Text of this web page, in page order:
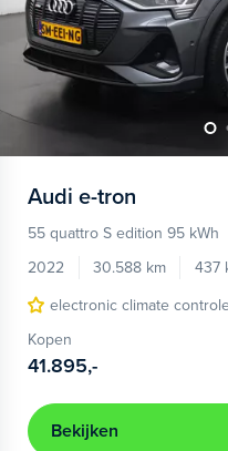
Audi e-tron
55 quattro S edition 95 kWh
2022
30.588 km 437
electronic climate
Kopen
41.895,-
Bekijken